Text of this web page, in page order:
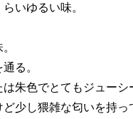
いゆるい味。
る。
朱色でとてもジューシ
少し猥雑な匂いを持